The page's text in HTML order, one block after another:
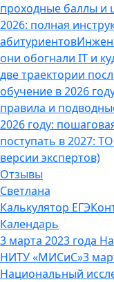
проходные баллы и
2026: полная
абитуриентов
они обогнали IT и
две траектории
обучение в 2026
правила и
2026 году:
поступать в 2027:
версии экспертов)
Отзывы
Светлана
Калькулятор ЕГЭ
Календарь
3 марта 2023 года
НИТУ «МИСиС»3
Национальный